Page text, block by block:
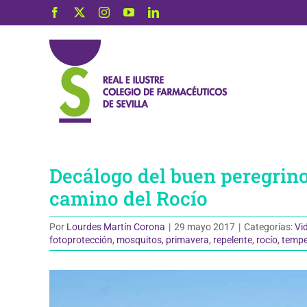
Facebook InstagramYouTubeLinkedIn
Decálogo del buen
camino del Rocío
Por Lourdes Martín Corona | 29 mayo 2017 | Categorías:
fotoprotección, mosquitos, primavera, repelente, rocío,